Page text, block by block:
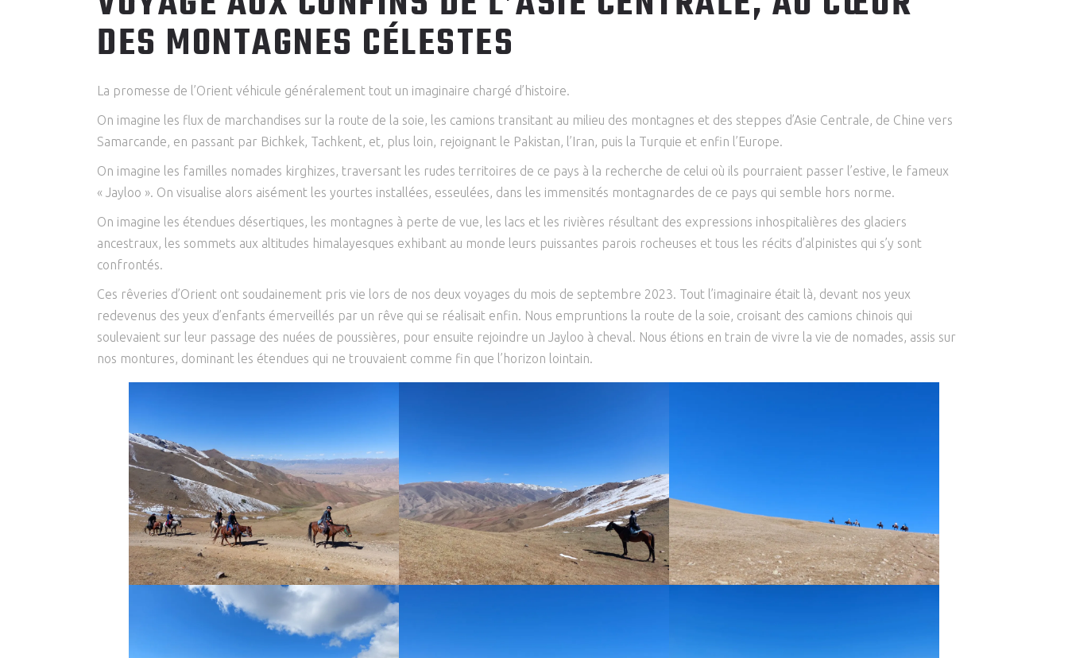
DES MONTAGNES CÉLESTES
La promesse de l’Orient véhicule généralement tout un imaginaire chargé d’histoire.
On imagine les flux de marchandises sur la route de la soie, les camions transitant au milieu des montagnes et des steppes d’Asie Centrale, de Chine vers
Samarcande, en passant par Bichkek, Tachkent, et, plus loin, rejoignant le Pakistan, l’Iran, puis la Turquie et enfin l’Europe.
On imagine les familles nomades kirghizes, traversant les rudes territoires de ce pays à la recherche de celui où ils pourraient passer l’estive, le fameux
« Jayloo ». On visualise alors aisément les yourtes installées, esseulées, dans les immensités montagnardes de ce pays qui semble hors norme.
On imagine les étendues désertiques, les montagnes à perte de vue, les lacs et les rivières résultant des expressions inhospitalières des glaciers
ancestraux, les sommets aux altitudes himalayesques exhibant au monde leurs puissantes parois rocheuses et tous les récits d’alpinistes qui s’y sont
confrontés.
Ces rêveries d’Orient ont soudainement pris vie lors de nos deux voyages du mois de septembre 2023. Tout l’imaginaire était là, devant nos yeux
redevenus des yeux d’enfants émerveillés par un rêve qui se réalisait enfin. Nous empruntions la route de la soie, croisant des camions chinois qui
soulevaient sur leur passage des nuées de poussières, pour ensuite rejoindre un Jayloo à cheval. Nous étions en train de vivre la vie de nomades, assis sur
nos montures, dominant les étendues qui ne trouvaient comme fin que l’horizon lointain.